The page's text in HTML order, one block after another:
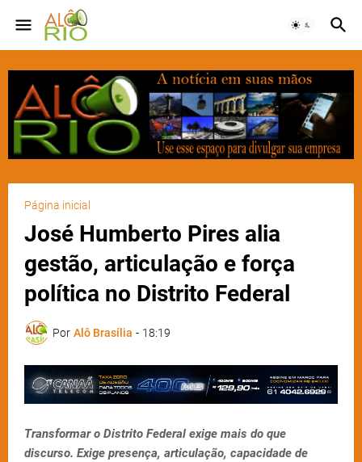
Página inicial
José Humberto Pires alia
gestão, articulação e força
política no Distrito Federal
Por Alô Brasília - 18:19
Transformar o Distrito Federal exige mais do que
discurso. Exige presença, articulação, capacidade de